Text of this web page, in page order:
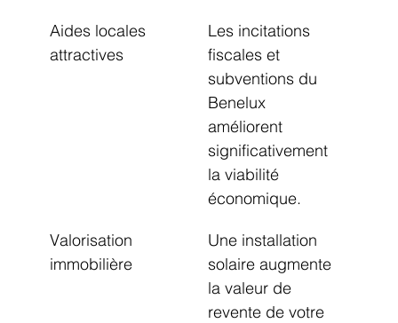
Aides locales
attractives
Les incitations
fiscales et
subventions du
Benelux
améliorent
significativement
la viabilité
économique.
Valorisation
immobilière
Une installation
solaire augmente
la valeur de
revente de votre